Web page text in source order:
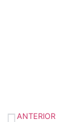
ANTERIOR